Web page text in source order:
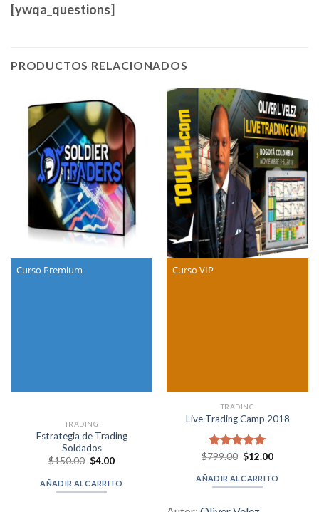
[ywqa_questions]
PRODUCTOS RELACIONADOS
Curso Premium
TRADING
Estrategia de Trading
Soldados
$150.00 Original
was:
$150.00.
$4.00Current
is:
$4.00.
AÑADIR AL CARRITO
Curso VIP
TRADING
Live Trading Camp 2018
Valorado en
$799.00 Original
price
was:
$799.00.
$12.00Current
is:
$12.00.
AÑADIR AL CARRITO